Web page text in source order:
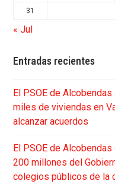
31
« Jul
Entradas recientes
El PSOE de
miles de viviendas en
alcanzar acuerdos
El PSOE de
200 millones del
colegios públicos de la